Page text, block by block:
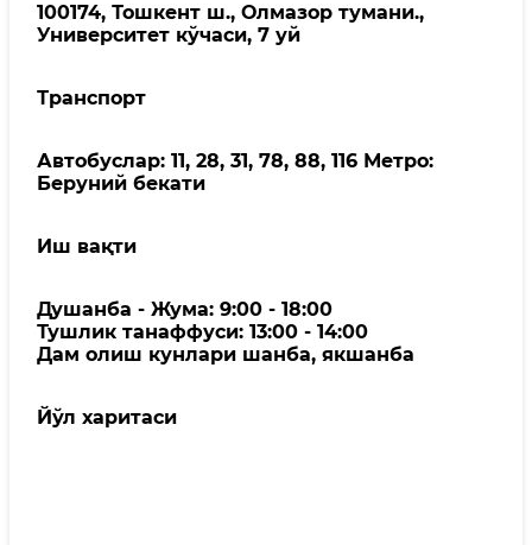
100174, Тошкент ш., Олмазор тумани.,
Университет кўчаси, 7 уй
Транспорт
Автобуслар: 11, 28, 31, 78, 88, 116 Метро:
Беруний бекати
Иш вақти
Душанба - Жума: 9:00 - 18:00
Тушлик танаффуси: 13:00 - 14:00
Дам олиш кунлари шанба, якшанба
Йўл харитаси